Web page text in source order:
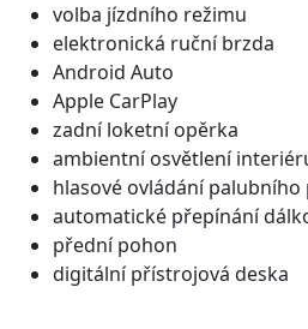
volba jízdního režimu
elektronická ruční brzda
Android Auto
Apple CarPlay
zadní loketní opěrka
ambientní osvětlení
hlasové ovládání palubního
automatické přepínání
přední pohon
digitální přístrojová deska